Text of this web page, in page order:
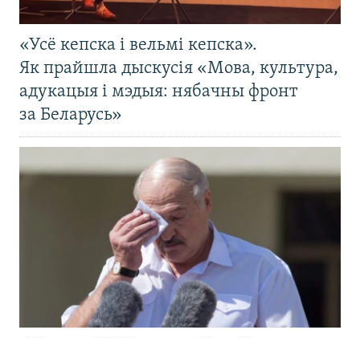
«Усё кепска і вельмі кепска».
Як прайшла дыскусія «Мова, культура,
адукацыя і мэдыя: нябачны фронт
за Беларусь»